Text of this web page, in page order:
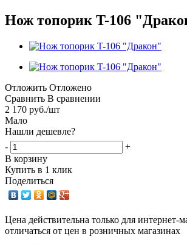
Нож топорик T-106
Отложить Отложено
Сравнить В сравнении
2 170 руб./шт
Мало
Нашли дешевле?
-
+
В корзину
Купить в 1 клик
Поделиться
Цена действительна только для интернет-
отличаться от цен в розничных магазинах